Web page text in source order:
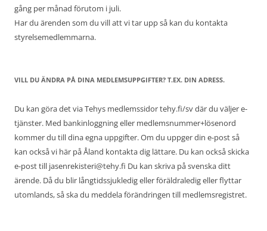
gång per månad förutom i juli.
Har du ärenden som du vill att vi tar upp så kan du kontakta
styrelsemedlemmarna.
VILL DU ÄNDRA PÅ DINA MEDLEMSUPPGIFTER? T.EX. DIN ADRESS.
Du kan göra det via Tehys medlemssidor tehy.fi/sv där du väljer e-
tjänster. Med bankinloggning eller medlemsnummer+lösenord
kommer du till dina egna uppgifter. Om du uppger din e-post så
kan också vi här på Åland kontakta dig lättare. Du kan också skicka
e-post till jasenrekisteri@tehy.fi Du kan skriva på svenska ditt
ärende. Då du blir långtidssjukledig eller föräldraledig eller flyttar
utomlands, så ska du meddela förändringen till medlemsregistret.